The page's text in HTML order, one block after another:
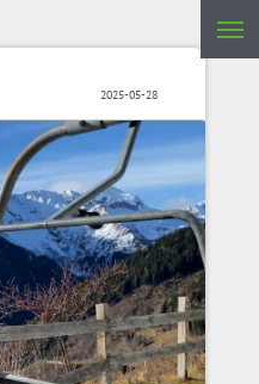
2025-05-28